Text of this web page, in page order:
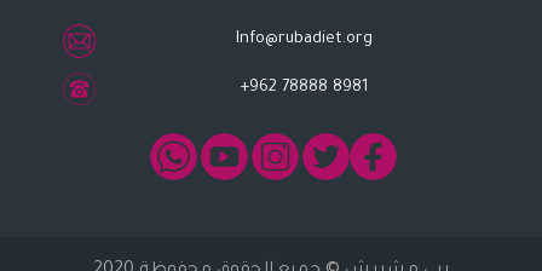
Info@rubadiet.org
+962 78888 8981